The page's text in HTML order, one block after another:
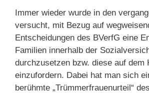
Immer wieder wurde in den
versucht, mit Bezug auf
Entscheidungen des BVerfG eine
Familien innerhalb der
durchzusetzen bzw. diese auf dem
einzufordern. Dabei hat man sich
berühmte „Trümmerfrauenurteil“